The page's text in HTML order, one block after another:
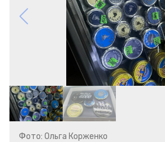
Фото: Ольга Корженко